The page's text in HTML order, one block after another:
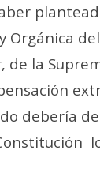
Orgánica
de la
debería